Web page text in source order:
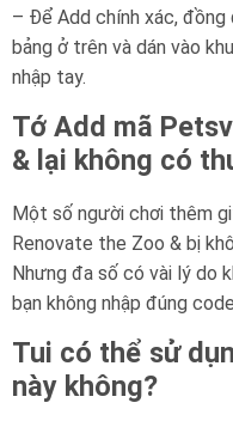
– Để Add chính xác,
bảng ở trên và dán vào
nhập tay.
Tớ Add mã
& lại không có
Một số người chơi thêm
Renovate the Zoo & bị
Nhưng đa số có vài lý do
bạn không nhập đúng
Tui có thể sử
này không?